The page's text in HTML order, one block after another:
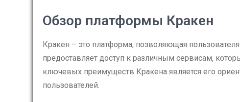
Обзор платформы Кракен
Кракен – это платформа, позволяющая
предоставляет доступ к различным сервисам,
ключевых преимуществ Кракена является его
пользователей.